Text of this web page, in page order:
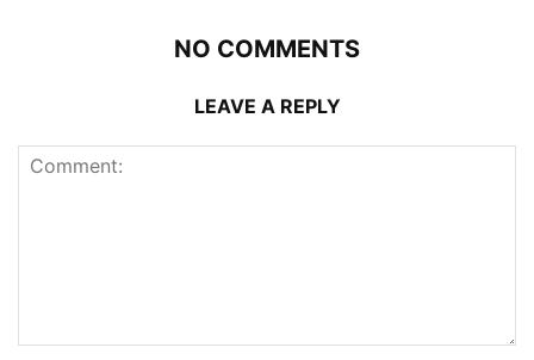
NO COMMENTS
LEAVE A REPLY